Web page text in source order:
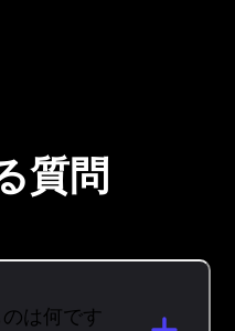
質問
は何です